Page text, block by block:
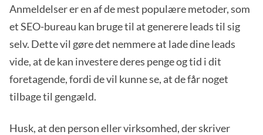
Anmeldelser er en af de mest populære metoder, som
et SEO-bureau kan bruge til at generere leads til sig
selv. Dette vil gøre det nemmere at lade dine leads
vide, at de kan investere deres penge og tid i dit
foretagende, fordi de vil kunne se, at de får noget
tilbage til gengæld.
Husk, at den person eller virksomhed, der skriver